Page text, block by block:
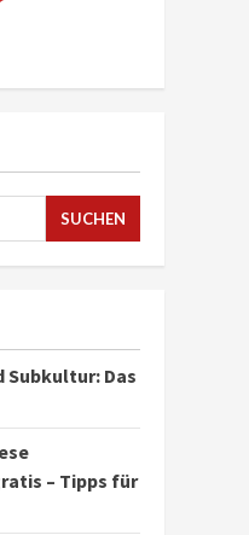
SUCHEN
Das
– Tipps für